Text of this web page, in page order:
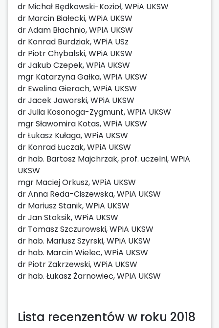
dr Michał Będkowski-Kozioł, WPiA UKSW
dr Marcin Białecki, WPiA UKSW
dr Adam Błachnio, WPiA UKSW
dr Konrad Burdziak, WPiA USz
dr Piotr Chybalski, WPiA UKSW
dr Jakub Czepek, WPiA UKSW
mgr Katarzyna Gałka, WPiA UKSW
dr Ewelina Gierach, WPiA UKSW
dr Jacek Jaworski, WPiA UKSW
dr Julia Kosonoga-Zygmunt, WPiA UKSW
mgr Sławomira Kotas, WPiA UKSW
dr Łukasz Kułaga, WPiA UKSW
dr Konrad Łuczak, WPiA UKSW
dr hab. Bartosz Majchrzak, prof. uczelni, WPiA
UKSW
mgr Maciej Orkusz, WPiA UKSW
dr Anna Reda-Ciszewska, WPiA UKSW
dr Mariusz Stanik, WPiA UKSW
dr Jan Stoksik, WPiA UKSW
dr Tomasz Szczurowski, WPiA UKSW
dr hab. Mariusz Szyrski, WPiA UKSW
dr hab. Marcin Wielec, WPiA UKSW
dr Piotr Zakrzewski, WPiA UKSW
dr hab. Łukasz Żarnowiec, WPiA UKSW
Lista recenzentów w roku 2018